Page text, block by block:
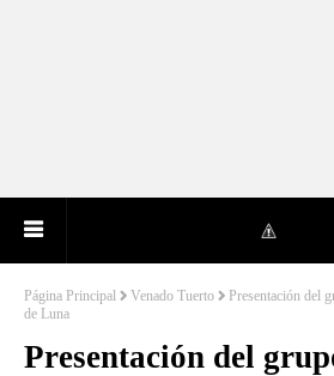
Página Principal Venado Tuerto
Presentación del
de Luna
Presentación del